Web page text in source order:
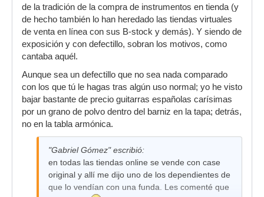
de la tradición de la compra de instrumentos en tienda (y
de hecho también lo han heredado las tiendas virtuales
de venta en línea con sus B-stock y demás). Y siendo de
exposición y con defectillo, sobran los motivos, como
cantaba aquél.
Aunque sea un defectillo que no sea nada comparado
con los que tú le hagas tras algún uso normal; yo he visto
bajar bastante de precio guitarras españolas carísimas
por un grano de polvo dentro del barniz en la tapa; detrás,
no en la tabla armónica.
"Gabriel Gómez" escribió:
en todas las tiendas online se vende con case
original y allí me dijo uno de los dependientes de
que lo vendían con una funda. Les comenté que